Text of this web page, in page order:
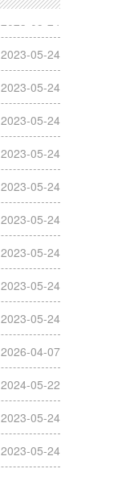
2023-05-24
2023-05-24
2023-05-24
2023-05-24
2023-05-24
2023-05-24
2023-05-24
2023-05-24
2023-05-24
2026-04-07
2024-05-22
2023-05-24
2023-05-24
2023-05-24